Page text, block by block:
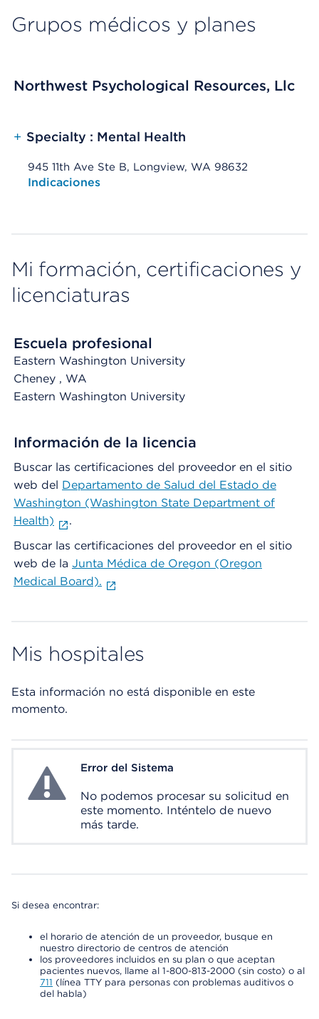
Grupos médicos y planes
Northwest Psychological Resources, Llc
+ Specialty : Mental Health
945 11th Ave Ste B, Longview, WA 98632
Opens native map application on mobile devices
Indicaciones
Mi formación, certificaciones y
licenciaturas
Escuela profesional
Eastern Washington University
Cheney , WA
Eastern Washington University
Información de la licencia
Buscar las certificaciones del proveedor en el sitio
web del Departamento de Salud del Estado de
Washington (Washington State Department of
Health)
.
Buscar las certificaciones del proveedor en el sitio
web de la Junta Médica de Oregon (Oregon
Medical Board).
Mis hospitales
Esta información no está disponible en este
momento.
System ErrorError del Sistema
No podemos procesar su solicitud en
este momento. Inténtelo de nuevo
más tarde.
Si desea encontrar:
el horario de atención de un proveedor, busque en
nuestro directorio de centros de atención
los proveedores incluidos en su plan o que aceptan
pacientes nuevos, llame al 1-800-813-2000 (sin costo) o al
711 (línea TTY para personas con problemas auditivos o
del habla)